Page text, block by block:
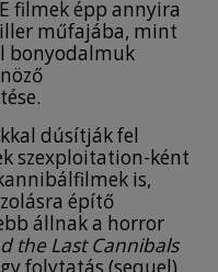
filmek épp annyira
műfajába, mint
bonyodalmuk
dúsítják fel
szexploitation-ként
is,
építő
állnak a horror
the Last Cannibals